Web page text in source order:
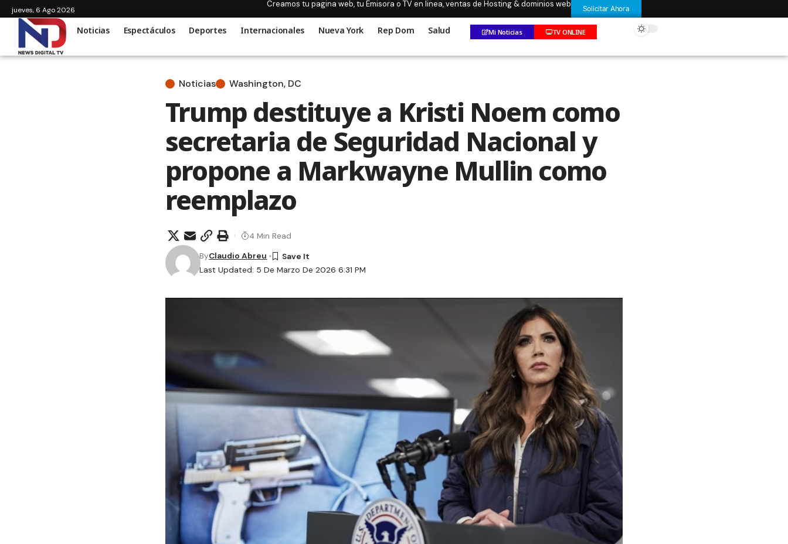
jueves, 6 Ago 2026
Creamos tu pagina web, tu Emisora o TV en linea, ventas de Hosting & dominios web Solicitar Ahora
Noticias Espectáculos Deportes Internacionales Nueva York Rep Dom Salud Mi Noticias TV ONLINE
Noticias Washington, DC
Trump destituye a Kristi Noem como
secretaria de Seguridad Nacional y
propone a Markwayne Mullin como
reemplazo
Last Updated: 5 De Marzo De 2026 6:31 PM
ByClaudio Abreu
4 Min Read